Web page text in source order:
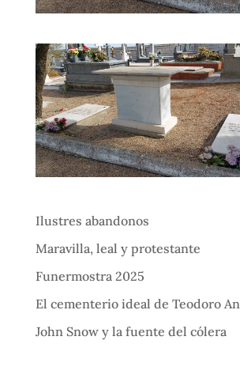
Ilustres abandonos
Maravilla, leal y protestante
Funermostra 2025
El cementerio ideal de Teodoro
John Snow y la fuente del cólera